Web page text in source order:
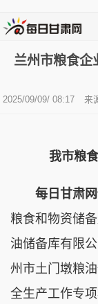
兰州市粮食企
2025/09/09/ 08:17 来
我市粮
每日甘肃
粮食和物资储
油储备库有限
州市土门墩粮
全生产工作专